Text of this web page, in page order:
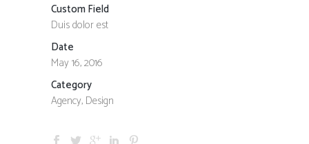
Custom Field
Duis dolor est
Date
May 16, 2016
Category
Agency, Design